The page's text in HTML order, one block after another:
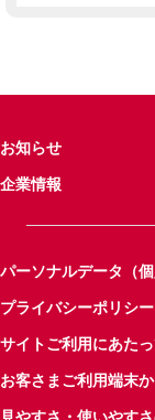
お知らせ
企業情報
パーソナルデータ（
プライバシーポリシー
サイトご利用にあた
お客さまご利用端末